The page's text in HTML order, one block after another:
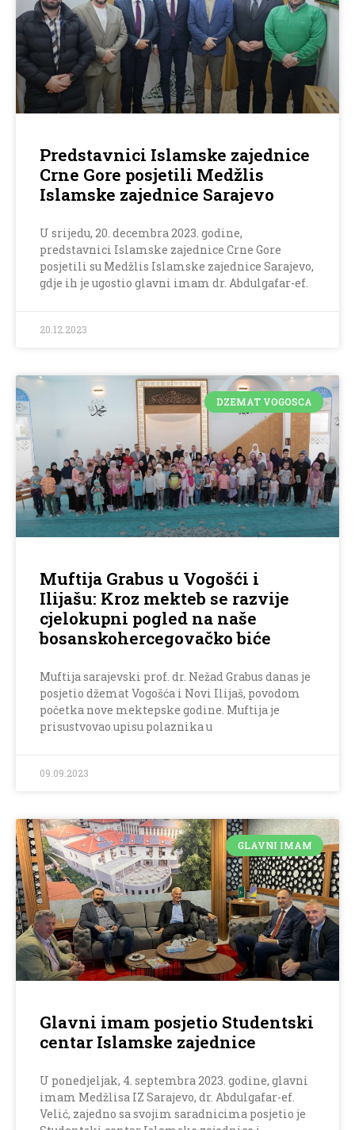
Predstavnici Islamske zajednice
Crne Gore posjetili Medžlis
Islamske zajednice Sarajevo
U srijedu, 20. decembra 2023. godine,
predstavnici Islamske zajednice Crne Gore
posjetili su Medžlis Islamske zajednice Sarajevo,
gdje ih je ugostio glavni imam dr. Abdulgafar-ef.
20.12.2023
DZEMAT VOGOSCA
Muftija Grabus u Vogošći i
Ilijašu: Kroz mekteb se razvije
cjelokupni pogled na naše
bosanskohercegovačko biće
Muftija sarajevski prof. dr. Nežad Grabus danas je
posjetio džemat Vogošća i Novi Ilijaš, povodom
početka nove mektepske godine. Muftija je
prisustvovao upisu polaznika u
09.09.2023
GLAVNI IMAM
Glavni imam posjetio Studentski
centar Islamske zajednice
U ponedjeljak, 4. septembra 2023. godine, glavni
imam Medžlisa IZ Sarajevo, dr. Abdulgafar-ef.
Velić, zajedno sa svojim saradnicima posjetio je